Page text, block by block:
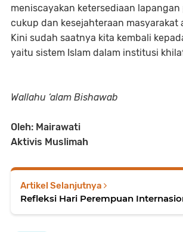
meniscayakan ketersediaan
cukup dan kesejahteraan masyarakat
Kini sudah saatnya kita kembali
yaitu sistem Islam dalam institusi
Wallahu ‘alam Bishawab
Oleh: Mairawati
Aktivis Muslimah
Artikel Selanjutnya
Refleksi Hari Perempuan